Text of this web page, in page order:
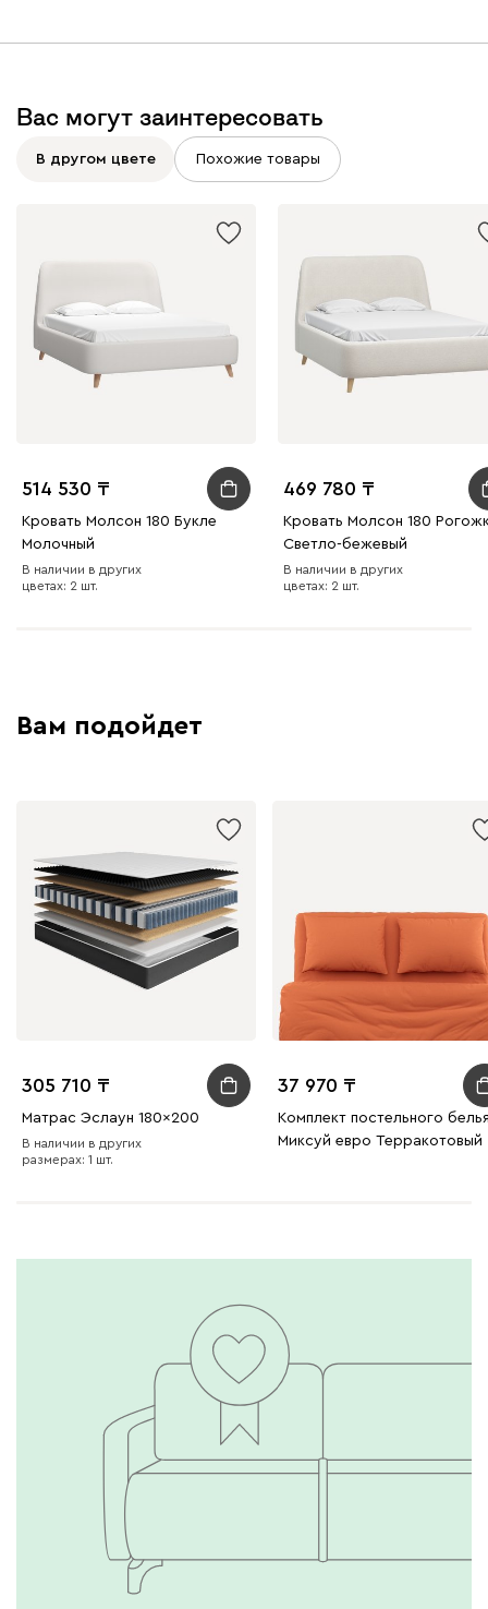
Вас могут заинтересовать
В другом цвете Похожие товары
514 530
Кровать Молсон 180 Букле
Молочный
В наличии в других
цветах: 2 шт.
469 780
Кровать Молсон 180
Светло-бежевый
В наличии в других
цветах: 2 шт.
Вам подойдет
305 710
Матрас Эслаун 180x200
В наличии в других
размерах: 1 шт.
37 970
Комплект постельного
Миксуй евро Терракотовый